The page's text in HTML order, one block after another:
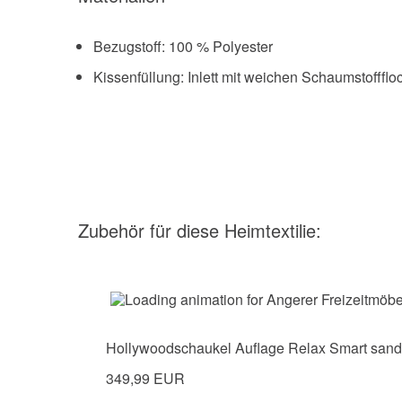
Bezugstoff: 100 % Polyester
Kissenfüllung: Inlett mit weichen
Zubehör für diese Heimtextilie:
Hollywoodschaukel Auflage Relax Smart sand
349,99 EUR